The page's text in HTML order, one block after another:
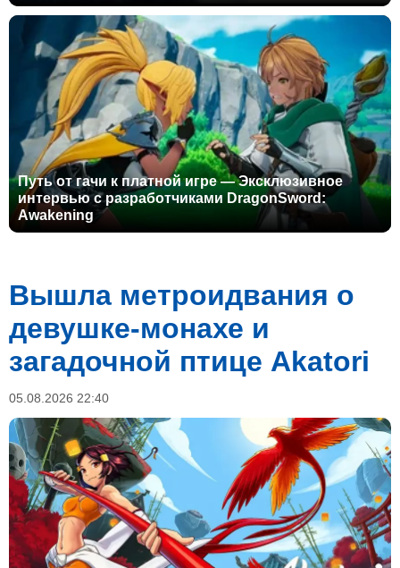
Путь от гачи к платной игре — Эксклюзивное
интервью с разработчиками DragonSword:
Awakening
Вышла метроидвания о
девушке-монахе и
загадочной птице Akatori
05.08.2026 22:40